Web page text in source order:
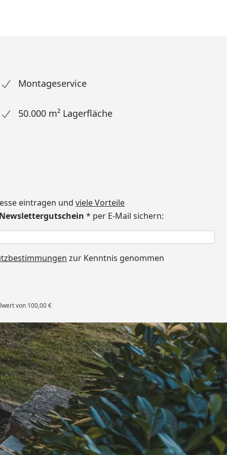
Montageservice
50.000 m² Lagerfläche
eintragen und viele Vorteile
* per E-Mail sichern:
zur Kenntnis genommen
von 100,00 €